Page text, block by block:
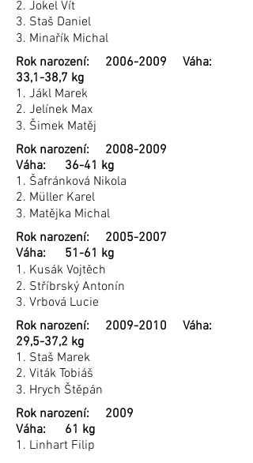
2. Jokel Vít
3. Staš Daniel
3. Minařík Michal
Rok narození: 2006-2009 Váha:
33,1-38,7 kg
1. Jákl Marek
2. Jelínek Max
3. Šimek Matěj
Rok narození: 2008-2009
Váha: 36-41 kg
1. Šafránková Nikola
2. Müller Karel
3. Matějka Michal
Rok narození: 2005-2007
Váha: 51-61 kg
1. Kusák Vojtěch
2. Stříbrský Antonín
3. Vrbová Lucie
Rok narození: 2009-2010 Váha:
29,5-37,2 kg
1. Staš Marek
2. Viták Tobiáš
3. Hrych Štěpán
Rok narození: 2009
Váha: 61 kg
1. Linhart Filip